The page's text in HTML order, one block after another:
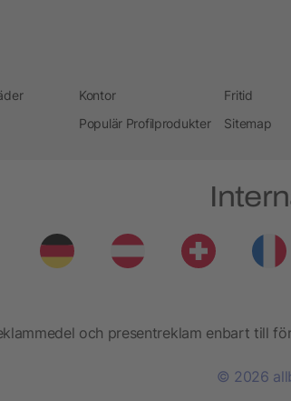
Kontor
Fritid
Populär Profilprodukter Sitemap
och presentreklam enbart till
© 2026